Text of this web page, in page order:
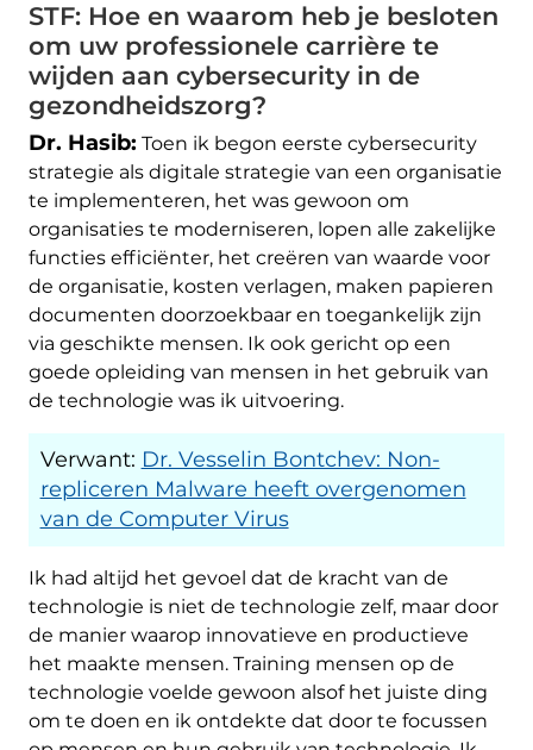
STF: Hoe en waarom heb je besloten
om uw professionele carrière te
wijden aan cybersecurity in de
gezondheidszorg?
Dr. Hasib: Toen ik begon eerste cybersecurity
strategie als digitale strategie van een organisatie
te implementeren, het was gewoon om
organisaties te moderniseren, lopen alle zakelijke
functies efficiënter, het creëren van waarde voor
de organisatie, kosten verlagen, maken papieren
documenten doorzoekbaar en toegankelijk zijn
via geschikte mensen. Ik ook gericht op een
goede opleiding van mensen in het gebruik van
de technologie was ik uitvoering.
Verwant: Dr. Vesselin Bontchev: Non-
repliceren Malware heeft overgenomen
van de Computer Virus
Ik had altijd het gevoel dat de kracht van de
technologie is niet de technologie zelf, maar door
de manier waarop innovatieve en productieve
het maakte mensen. Training mensen op de
technologie voelde gewoon alsof het juiste ding
om te doen en ik ontdekte dat door te focussen